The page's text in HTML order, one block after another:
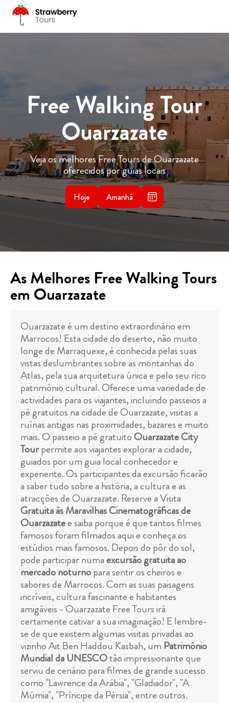
Free Walking Tour
Ouarzazate
Veja os melhores Free Tours de Ouarzazate
oferecidos por guias locais
Hoje Amanhã
As Melhores Free Walking Tours
em Ouarzazate
Ouarzazate é um destino extraordinário em
Marrocos! Esta cidade do deserto, não muito
longe de Marraquexe, é conhecida pelas suas
vistas deslumbrantes sobre as montanhas do
Atlas, pela sua arquitetura única e pelo seu rico
património cultural. Oferece uma variedade de
actividades para os viajantes, incluindo passeios a
pé gratuitos na cidade de Ouarzazate, visitas a
ruínas antigas nas proximidades, bazares e muito
mais. O passeio a pé gratuitoOuarzazate City
Tourpermite aos viajantes explorar a cidade,
guiados por um guia local conhecedor e
experiente. Os participantes da excursão ficarão
a saber tudo sobre a história, a cultura e as
atracções de Ouarzazate. Reserve a Visita
Gratuita às Maravilhas Cinematográficas de
Ouarzazatee saiba porque é que tantos filmes
famosos foram filmados aqui e conheça os
estúdios mais famosos. Depois do pôr do sol,
pode participar numaexcursão gratuita ao
mercado noturnopara sentir os cheiros e
sabores de Marrocos. Com as suas paisagens
incríveis, cultura fascinante e habitantes
amigáveis - Ouarzazate Free Tours irá
certamente cativar a sua imaginação! E lembre-
se de que existem algumas visitas privadas ao
vizinho Ait Ben Haddou Kasbah, um Património
Mundial da UNESCOtão impressionante que
serviu de cenário para filmes de grande sucesso
como "Lawrence da Arábia", "Gladiador", "A
Múmia", "Príncipe da Pérsia", entre outros.